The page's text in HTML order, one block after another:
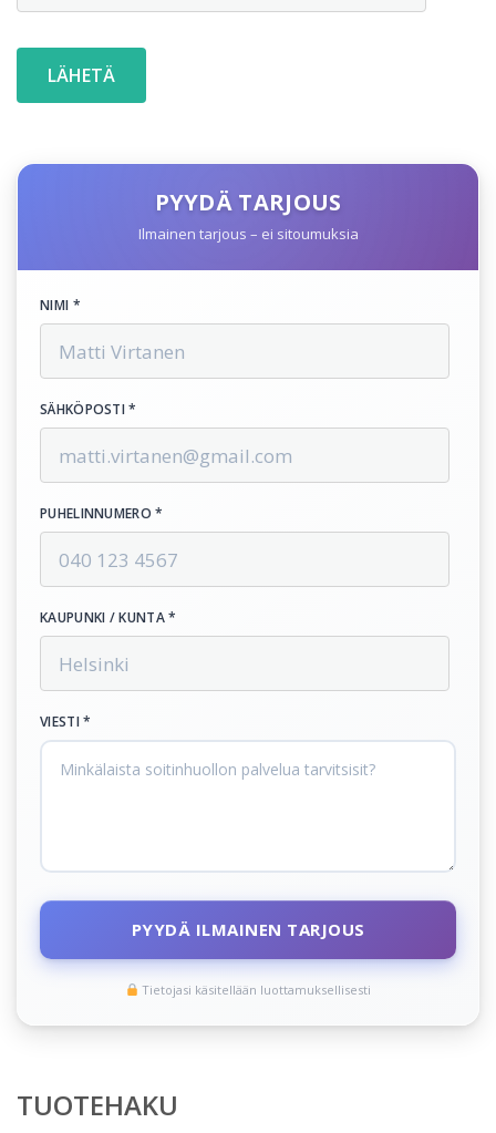
PYYDÄ TARJOUS
Ilmainen tarjous – ei sitoumuksia
NIMI *
SÄHKÖPOSTI *
PUHELINNUMERO *
KAUPUNKI / KUNTA *
VIESTI *
PYYDÄ ILMAINEN TARJOUS
Tietojasi käsitellään luottamuksellisesti
TUOTEHAKU